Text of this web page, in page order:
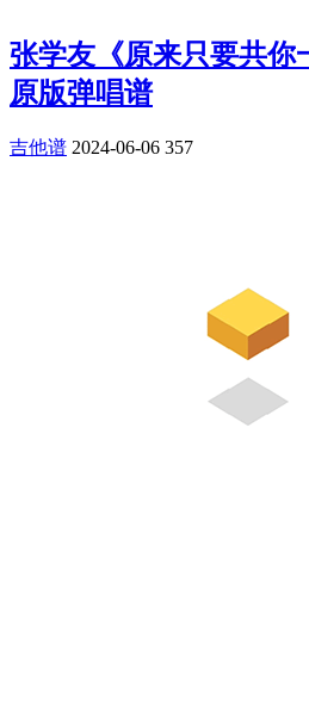
张学友《原来只要共你
原版弹唱谱
吉他谱 2024-06-06 357